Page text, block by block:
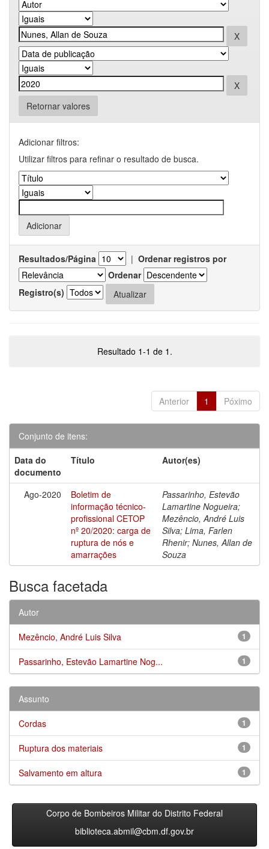
Retornar valores
Adicionar filtros:
Utilizar filtros para refinar o resultado de busca.
Resultados/Página | Ordenar registros por
Ordenar
Registro(s)
Resultado 1-1 de 1.
Anterior 1 Póximo
Conjunto de itens:
Data do
documento
Título Autor(es)
Ago-2020
Boletim de
informação técnico-
profissional CETOP
nº 20/2020: carga de
ruptura de nós e
amarrações
Passarinho, Estevão
Lamartine Nogueira;
Mezêncio, André Luis
Silva; Lima, Farlen
Rhenir; Nunes, Allan de
Souza
Busca facetada
Autor
1
Mezêncio, André Luis Silva
1
Passarinho, Estevão Lamartine Nog...
Assunto
1
Cordas
1
Ruptura dos materiais
1
Salvamento em altura
Corpo de Bombeiros Militar do Distrito Federal
biblioteca.abmil@cbm.df.gov.br